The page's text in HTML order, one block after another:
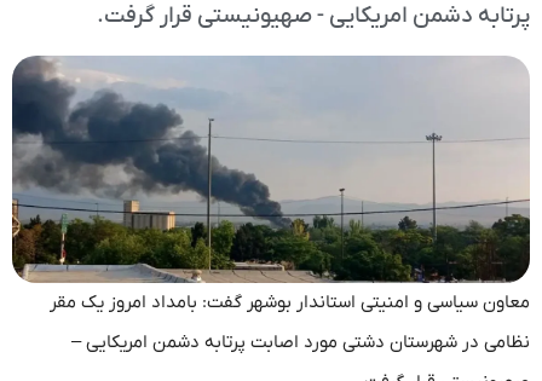
پرتابه دشمن امریکایی - صهیونیستی قرار گرفت.
معاون سیاسی و امنیتی استاندار بوشهر گفت: بامداد امروز یک مقر
نظامی در شهرستان دشتی مورد اصابت پرتابه دشمن امریکایی –